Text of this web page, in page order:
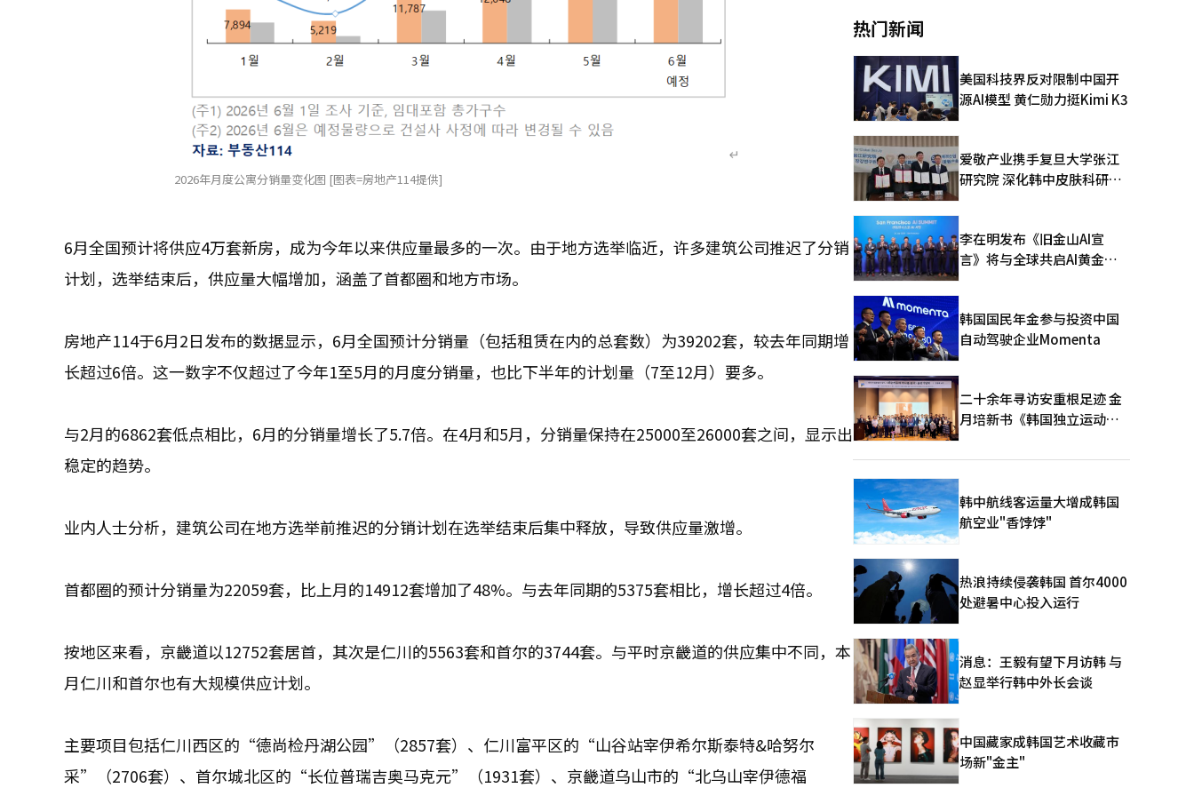
2026年月度公寓分销量变化图 [图表=房地产114提供]
6月全国预计将供应4万套新房，成为今年以来供应量最多的一次。由于地方选举临近，许多建筑公司推迟了分销
计划，选举结束后，供应量大幅增加，涵盖了首都圈和地方市场。
房地产114于6月2日发布的数据显示，6月全国预计分销量（包括租赁在内的总套数）为39202套，较去年同期增
长超过6倍。这一数字不仅超过了今年1至5月的月度分销量，也比下半年的计划量（7至12月）要多。
与2月的6862套低点相比，6月的分销量增长了5.7倍。在4月和5月，分销量保持在25000至26000套之间，显示出
稳定的趋势。
业内人士分析，建筑公司在地方选举前推迟的分销计划在选举结束后集中释放，导致供应量激增。
首都圈的预计分销量为22059套，比上月的14912套增加了48%。与去年同期的5375套相比，增长超过4倍。
按地区来看，京畿道以12752套居首，其次是仁川的5563套和首尔的3744套。与平时京畿道的供应集中不同，本
月仁川和首尔也有大规模供应计划。
主要项目包括仁川西区的“德尚检丹湖公园”（2857套）、仁川富平区的“山谷站宰伊希尔斯泰特&哈努尔
采”（2706套）、首尔城北区的“长位普瑞吉奥马克元”（1931套）、京畿道乌山市的“北乌山宰伊德福
热门新闻
美国科技界反对限制中国开
源AI模型 黄仁勋力挺Kimi K3
爱敬产业携手复旦大学张江
研究院 深化韩中皮肤科研合
李在明发布《旧金山AI宣
言》将与全球共启AI黄金时
韩国国民年金参与投资中国
自动驾驶企业Momenta
二十余年寻访安重根足迹 金
月培新书《韩国独立运动圣
版
韩中航线客运量大增成韩国
航空业"香饽饽"
热浪持续侵袭韩国 首尔4000
处避暑中心投入运行
消息：王毅有望下月访韩 与
赵显举行韩中外长会谈
中国藏家成韩国艺术收藏市
场新"金主"